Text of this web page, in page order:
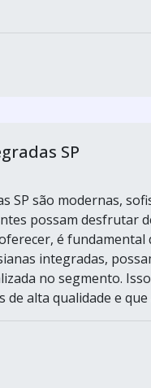
SP
SP são modernas,
possam desfrutar
é fundamental
integradas,
no segmento.
alta qualidade e que